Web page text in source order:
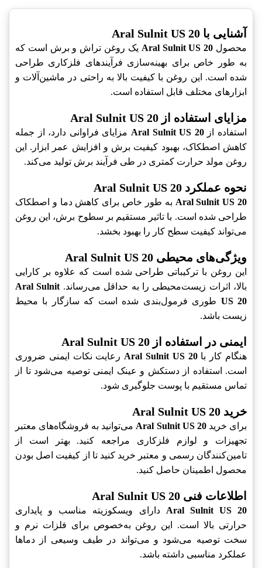
آشنایی با Aral Sulnit US 20
محصول Aral Sulnit US 20 یک روغن تراش و برش است که
به طور خاص برای بهینه‌سازی فرآیندهای فلزکاری طراحی
شده است. این روغن با کیفیت بالا به راحتی در ماشین‌آلات و
ابزارهای مختلف قابل استفاده است.
مزایای استفاده از Aral Sulnit US 20
استفاده ازAral Sulnit US 20 مزایای فراوانی دارد، از جمله
کاهش اصطکاک، بهبود کیفیت برش و افزایش عمر ابزار. این
روغن مولد حرارت کمتری در طی فرآیند برش تولید می‌کند.
نحوه عملکرد Aral Sulnit US 20
Aral Sulnit US 20 به طور خاص برای کاهش دما و اصطکاک
طراحی شده است. با تاثیر مستقیم بر سطوح برش، این روغن
می‌تواند کیفیت سطح کار را بهبود بخشد.
ویژگی‌های محیطی Aral Sulnit US 20
این روغن با ترکیباتی طراحی شده است که علاوه بر کارایی
بالا، اثرات زیست‌محیطی را به حداقل می‌رساند. Aral Sulnit
US 20 طوری فرمول‌بندی شده است که سازگار با محیط
زیست باشد.
ایمنی در استفاده از Aral Sulnit US 20
هنگام کار باAral Sulnit US 20 رعایت نکات ایمنی ضروری
است. استفاده از دستکش و عینک ایمنی توصیه می‌شود تا از
تماس مستقیم با پوست جلوگیری شود.
خرید Aral Sulnit US 20
برای خریدAral Sulnit US 20 می‌توانید به فروشگاه‌های معتبر
تجهیزات و لوازم فلزکاری مراجعه کنید. بهتر است از
تامین‌کنندگان رسمی و معتبر خرید کنید تا از کیفیت اصل بودن
محصول اطمینان حاصل کنید.
اطلاعات فنی Aral Sulnit US 20
Aral Sulnit US 20 دارای ویسکوزیته مناسب و پایداری
حرارتی بالا است. این روغن به‌خصوص برای فلزات نرم و
سخت توصیه می‌شود و می‌تواند در طیف وسیعی از دماها
عملکرد مناسبی داشته باشد.